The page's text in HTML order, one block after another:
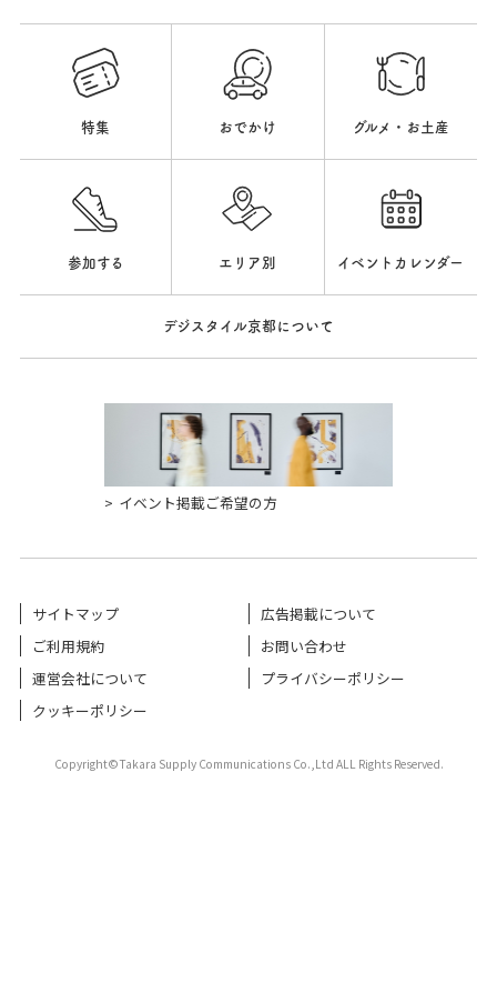
特集 おでかけ グルメ・お土産
参加する エリア別 イベントカレンダー
デジスタイル京都について
イベント掲載ご希望の方
サイトマップ
広告掲載について
ご利用規約
お問い合わせ
運営会社について
プライバシーポリシー
クッキーポリシー
Copyright©Takara Supply Communications Co.,Ltd ALL Rights Reserved.